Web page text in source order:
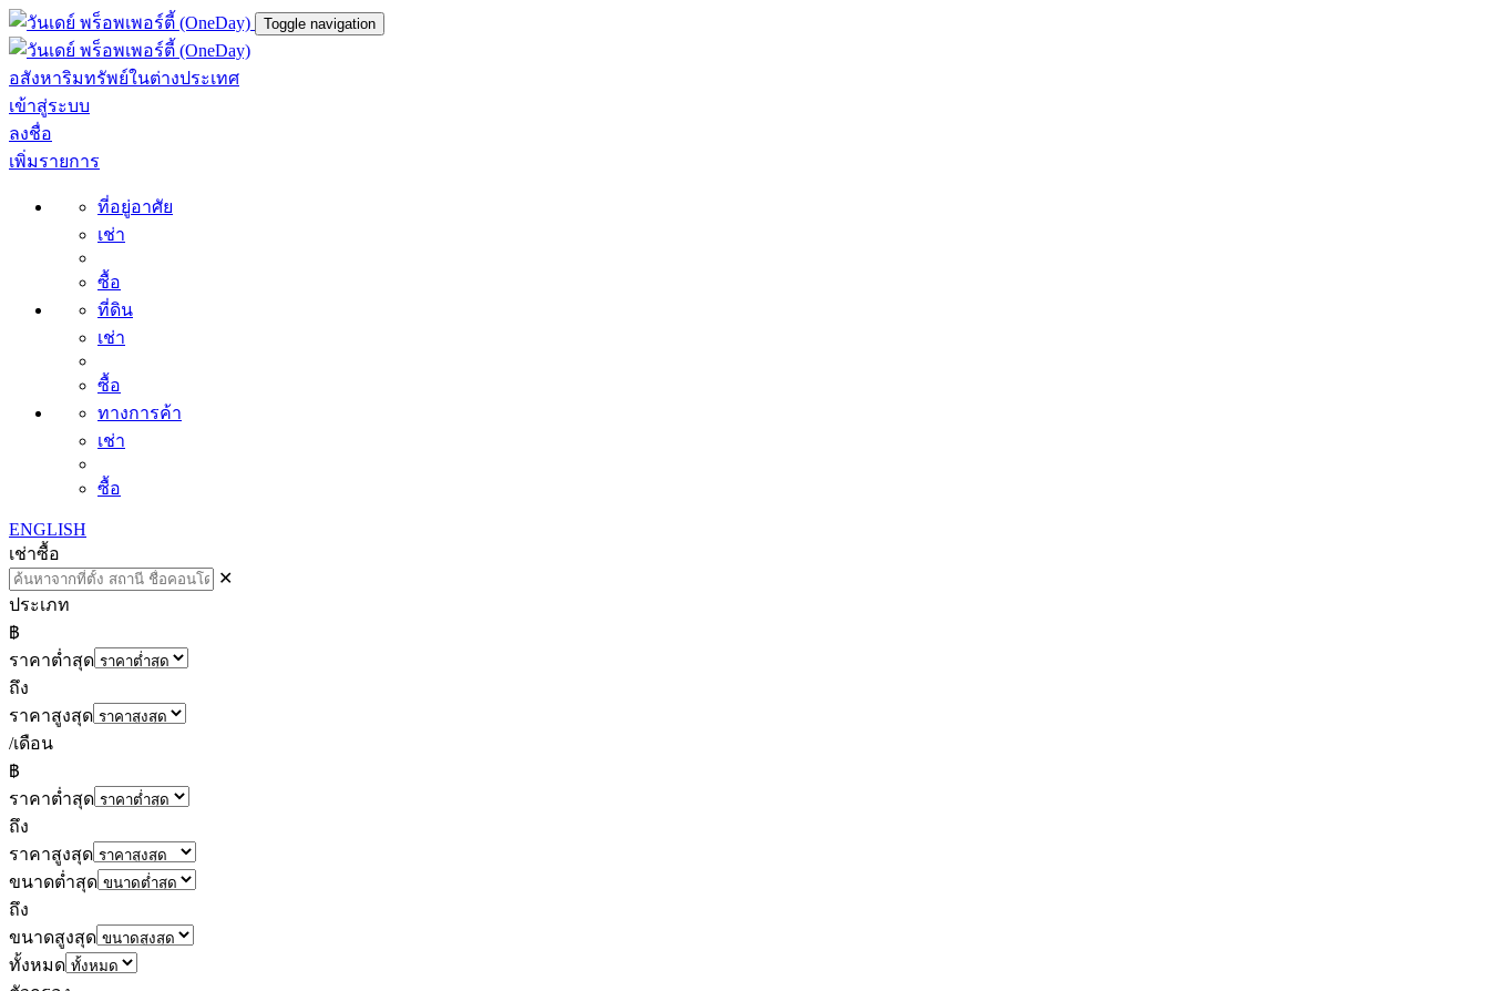
Toggle navigation
อสังหาริมทรัพย์ในต่างประเทศ
เข้าสู่ระบบ
ลงชื่อ
เพิ่มรายการ
ที่อยู่อาศัย
เช่า
ซื้อ
ที่ดิน
เช่า
ซื้อ
ทางการค้า
เช่า
ซื้อ
ENGLISH
เช่าซื้อ
✕
ประเภท
฿
ราคาต่ำสุด
ถึง
ราคาสูงสุด
/เดือน
฿
ราคาต่ำสุด
ถึง
ราคาสูงสุด
ขนาดต่ำสุด
ถึง
ขนาดสูงสุด
ทั้งหมด